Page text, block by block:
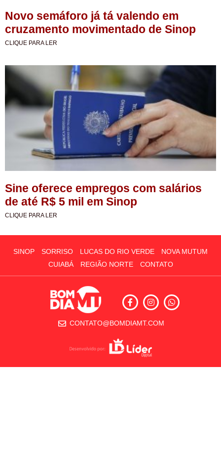
Novo semáforo já tá valendo em
cruzamento movimentado de Sinop
CLIQUE PARA LER
Sine oferece empregos com salários
de até R$ 5 mil em Sinop
CLIQUE PARA LER
SINOP SORRISO LUCAS DO RIO VERDE
NOVA MUTUM
CUIABÁ
REGIÃO NORTE CONTATO
CONTATO@BOMDIAMT.COM